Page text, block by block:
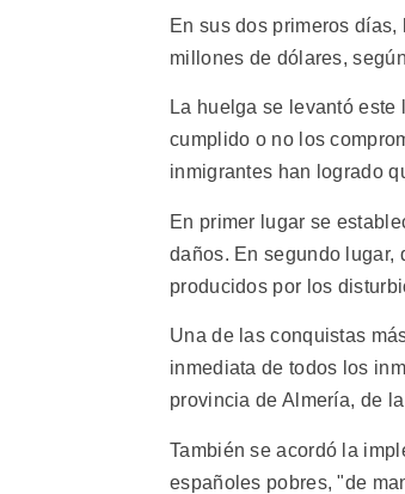
En sus dos primeros
millones de dólares,
La huelga se levantó
cumplido o no los
inmigrantes han logrado
En primer lugar se
daños. En segundo lugar,
producidos por los
Una de las conquistas
inmediata de todos los
provincia de Almería, de
También se acordó la
españoles pobres, "de